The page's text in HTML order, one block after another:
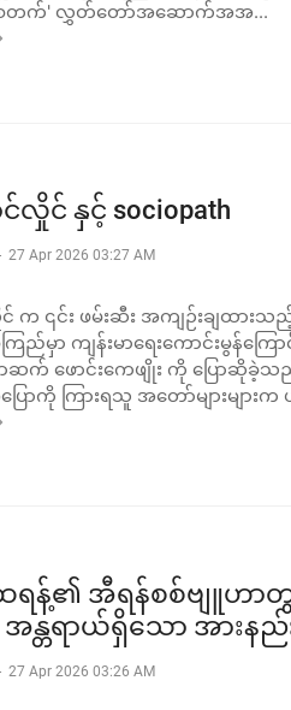
တက်' လွှတ်တော်အဆောက်အအ...
လှိုင် နှင့် sociopath
27 Apr 2026 03:27 AM
က ၎င်း ဖမ်းဆီး အကျဉ်းချထားသ
ည်မှာ ကျန်းမာရေးကောင်းမွန်ကြောင်
ဆက် ဖောင်းကေဖျိုး ကို ပြောဆို
ောကို ကြားရသူ အတော်များမျာ
ရန့်၏ အီရန်စစ်ဗျူဟာ
န္တရာယ်ရှိသော အားနည်
27 Apr 2026 03:26 AM